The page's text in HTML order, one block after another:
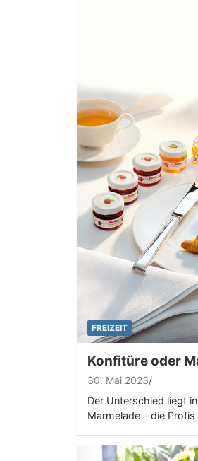
FREIZEIT
Konfitüre oder
30. Mai 2023
Der Unterschied liegt
Marmelade – die